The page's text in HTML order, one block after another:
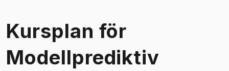
Kursplan för
Modellprediktiv